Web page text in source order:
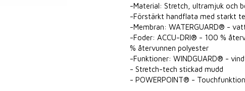
-Material: Stretch, ultramjuk och
-Förstärkt handflata med starkt
-Membran: WATERGUARD® -
-Foder: ACCU-DRI® - 100 %
% återvunnen polyester
-Funktioner: WINDGUARD® -
- Stretch-tech stickad mudd
- POWERPOINT® -